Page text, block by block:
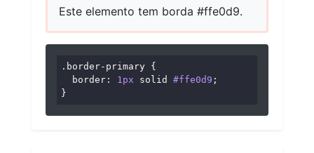
Este elemento tem borda #ffe0d9.
.border-primary {
border : 1px solid #ffe0d9 ;
}